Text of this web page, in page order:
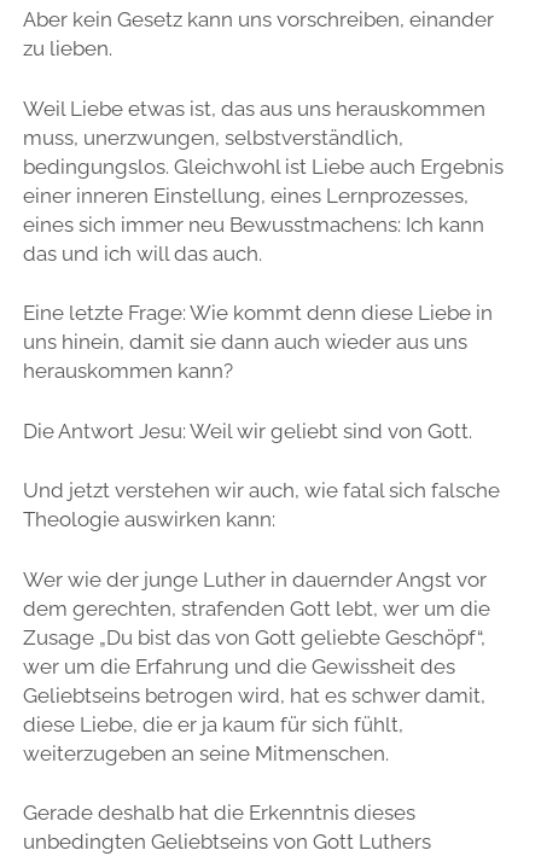
Aber kein Gesetz kann uns vorschreiben, einander
zu lieben.
Weil Liebe etwas ist, das aus uns herauskommen
muss, unerzwungen, selbstverständlich,
bedingungslos. Gleichwohl ist Liebe auch Ergebnis
einer inneren Einstellung, eines Lernprozesses,
eines sich immer neu Bewusstmachens: Ich kann
das und ich will das auch.
Eine letzte Frage: Wie kommt denn diese Liebe in
uns hinein, damit sie dann auch wieder aus uns
herauskommen kann?
Die Antwort Jesu: Weil wir geliebt sind von Gott.
Und jetzt verstehen wir auch, wie fatal sich falsche
Theologie auswirken kann:
Wer wie der junge Luther in dauernder Angst vor
dem gerechten, strafenden Gott lebt, wer um die
Zusage „Du bist das von Gott geliebte Geschöpf“,
wer um die Erfahrung und die Gewissheit des
Geliebtseins betrogen wird, hat es schwer damit,
diese Liebe, die er ja kaum für sich fühlt,
weiterzugeben an seine Mitmenschen.
Gerade deshalb hat die Erkenntnis dieses
unbedingten Geliebtseins von Gott Luthers